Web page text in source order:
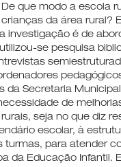
que modo a escola
da área rural?
investigação é de
se pesquisa
da Secretaria
de
seja no que diz
escolar, à
turmas, para atender
da Educação Infantil.